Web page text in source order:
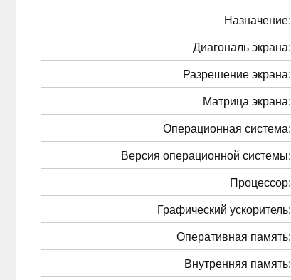
Назначение:
Диагональ экрана:
Разрешение экрана:
Матрица экрана:
Операционная система:
Версия операционной системы:
Процессор:
Графический ускоритель:
Оперативная память:
Внутренняя память: